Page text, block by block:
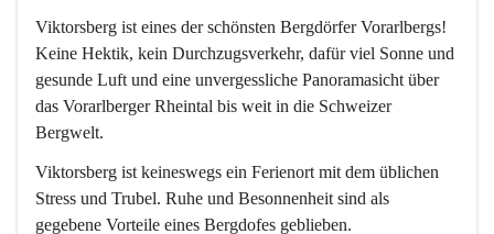
Viktorsberg ist eines der schönsten Bergdörfer Vorarlbergs!
Keine Hektik, kein Durchzugsverkehr, dafür viel Sonne und
gesunde Luft und eine unvergessliche Panoramasicht über
das Vorarlberger Rheintal bis weit in die Schweizer
Bergwelt.
Viktorsberg ist keineswegs ein Ferienort mit dem üblichen
Stress und Trubel. Ruhe und Besonnenheit sind als
gegebene Vorteile eines Bergdofes geblieben.